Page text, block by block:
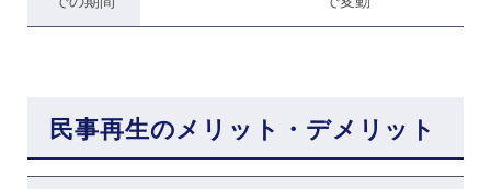
民事再生のメリット・デメリット